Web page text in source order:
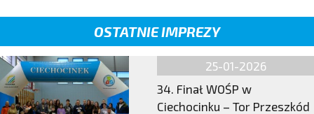
OSTATNIE IMPREZY
25-01-2026
34. Finał WOŚP w
Ciechocinku – Tor Przeszkód